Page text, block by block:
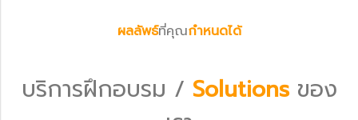
ผลลัพธ์ที่คุณกำหนดได้
บริการฝึกอบรม / Solutionsของ